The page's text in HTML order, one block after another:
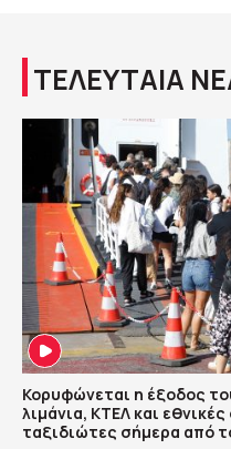
ΤΕΛΕΥΤΑΙΑ
Κορυφώνεται η έξοδος
λιμάνια, ΚΤΕΛ και
ταξιδιώτες σήμερα από